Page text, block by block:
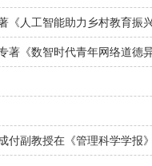
《人工智能助力乡村教育振
《数智时代青年网络道德
付副教授在《管理科学学报